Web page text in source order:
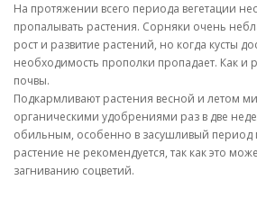
На протяжении всего периода вегетации
пропалывать растения. Сорняки очень
рост и развитие растений, но когда кусты
необходимость прополки пропадает. Как и
почвы.
Подкармливают растения весной и летом
органическими удобрениями раз в две
обильным, особенно в засушливый период
растение не рекомендуется, так как это
загниванию соцветий.